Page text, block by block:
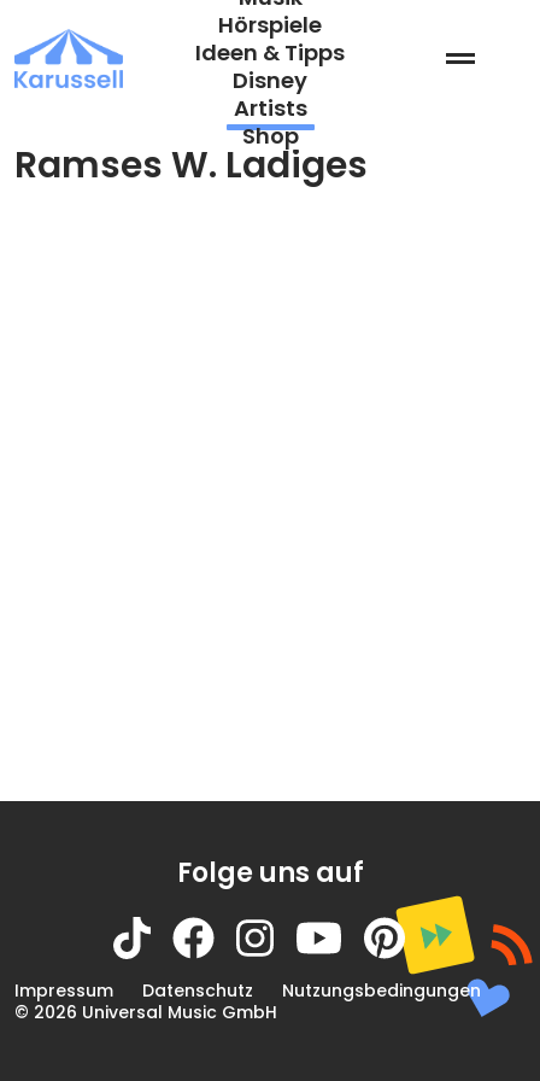
Inhalt
springen
Hörspiele
Ideen & Tipps
Disney
Artists
Shop
Ramses W. Ladiges
Folge uns auf
Impressum Datenschutz
Nutzungsbedingungen
© 2026 Universal Music GmbH